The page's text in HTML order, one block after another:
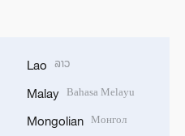
Lao ລາວ
Malay Bahasa Melayu
Mongolian Монгол